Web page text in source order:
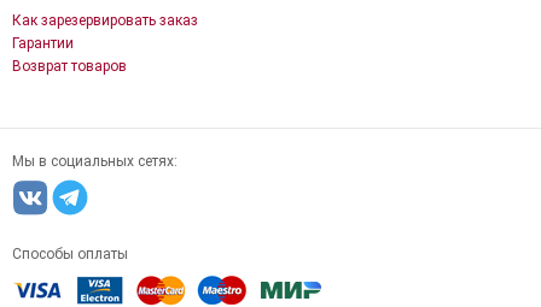
Как зарезервировать заказ
Гарантии
Возврат товаров
Мы в социальных сетях:
Способы оплаты